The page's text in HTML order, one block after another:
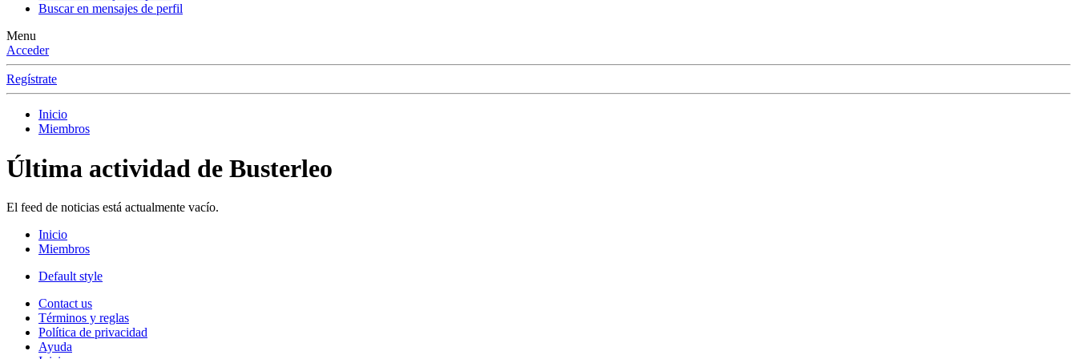
Buscar en mensajes de perfil
Menu
Acceder
Regístrate
Inicio
Miembros
Última actividad de Busterleo
El feed de noticias está actualmente vacío.
Inicio
Miembros
Default style
Contact us
Términos y reglas
Política de privacidad
Ayuda